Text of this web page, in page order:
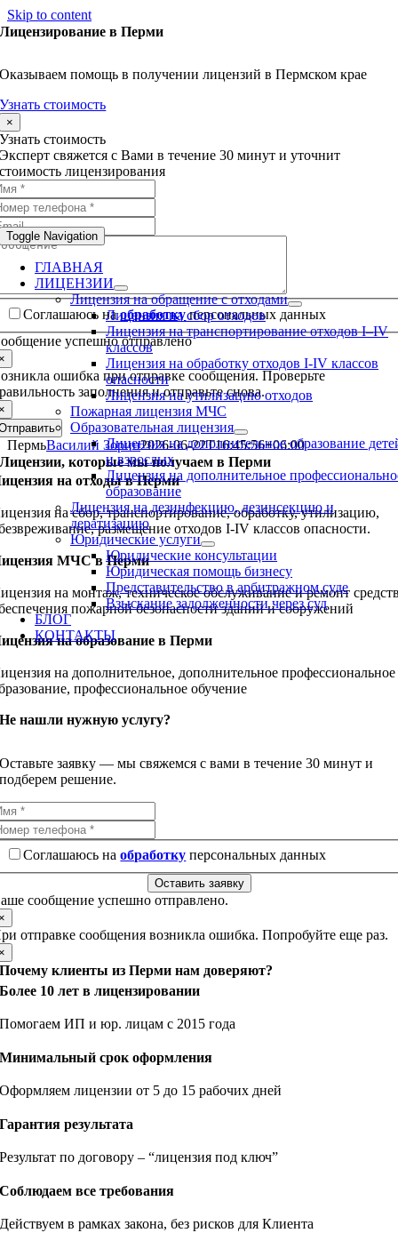
Skip to content
Toggle Navigation
ГЛАВНАЯ
ЛИЦЕНЗИИ
Лицензия на обращение с отходами
Лицензия на сбор отходов
Лицензия на транспортирование отходов I–IV
классов
Лицензия на обработку отходов I-IV классов
опасности
Лицензия на утилизацию отходов
Пожарная лицензия МЧС
Образовательная лицензия
Лицензия на дополнительное образование
и взрослых
Лицензия на дополнительное
образование
Лицензия на дезинфекцию, дезинсекцию и
дератизацию
Юридические услуги
Юридические консультации
Юридическая помощь бизнесу
Представительство в арбитражном суде
Взыскание задолженности через суд
БЛОГ
КОНТАКТЫ
Лицензирование в Перми
Оказываем помощь в получении лицензий в Пермском крае
Узнать стоимость
×
Узнать стоимость
Эксперт свяжется с Вами в течение 30 минут и уточнит
стоимость лицензирования
Соглашаюсь наобработкуперсональных данных
успешно отправлено
ошибка при отправке сообщения. Проверьте
заполнения и отправьте снова.
ПермьВасилий Зорин2026-06-22T16:45:56+06:00
Лицензии, которые мы получаем в Перми
на отходы в Перми
на сбор, транспортирование, обработку, утилизацию,
размещение отходов I-IV классов опасности.
МЧС в Перми
на монтаж, техническое обслуживание и ремонт
пожарной безопасности зданий и сооружений
на образование в Перми
на дополнительное, дополнительное профессиональное
профессиональное обучение
Не нашли нужную услугу?
Оставьте заявку — мы свяжемся с вами в течение 30 минут и
подберем решение.
Соглашаюсь наобработку персональных данных
Оставить заявку
сообщение успешно отправлено.
отправке сообщения возникла ошибка. Попробуйте еще раз.
Почему клиенты из Перми нам доверяют?
Более 10 лет в лицензировании
Помогаем ИП и юр. лицам с 2015 года
Минимальный срок оформления
Оформляем лицензии от 5 до 15 рабочих дней
Гарантия результата
Результат по договору – “лицензия под ключ”
Соблюдаем все требования
Действуем в рамках закона, без рисков для Клиента